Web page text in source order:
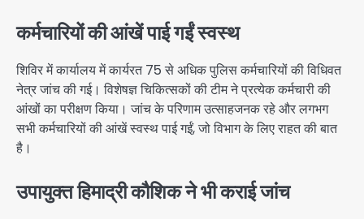
कर्मचारियों की आंखें पाई गईं स्वस्थ
शिविर में कार्यालय में कार्यरत 75 से अधिक पुलिस कर्मचारियों की विधिवत
नेत्र जांच की गई। विशेषज्ञ चिकित्सकों की टीम ने प्रत्येक कर्मचारी की
आंखों का परीक्षण किया। जांच के परिणाम उत्साहजनक रहे और लगभग
सभी कर्मचारियों की आंखें स्वस्थ पाई गईं, जो विभाग के लिए राहत की बात
है।
उपायुक्त हिमाद्री कौशिक ने भी कराई जांच